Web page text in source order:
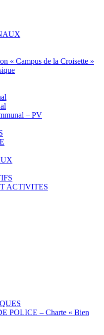
« Campus de la Croisette »
– PV
ACTIVITES
POLICE – Charte « Bien